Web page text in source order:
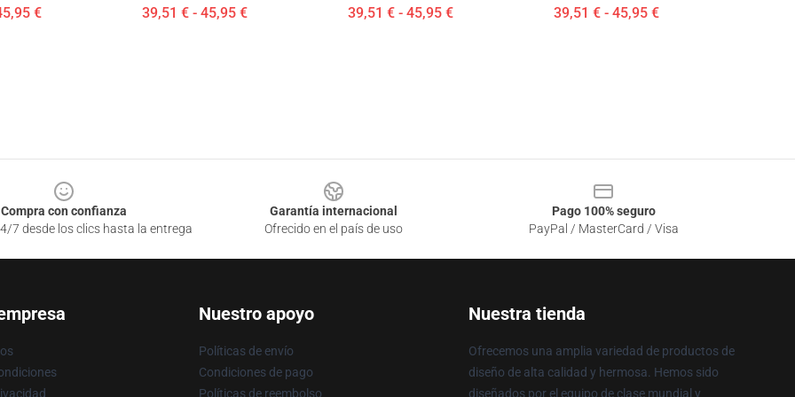
€ 39,51 € - 45,95 € 39,51 € - 45,95 € 39,51 € - 45,95 €
Compra con confianza
7 desde los clics hasta la entrega
Garantía internacional
Ofrecido en el país de uso
Pago 100% seguro
PayPal / MasterCard / Visa
Nuestro apoyo
Políticas de envío
Condiciones de pago
Políticas de reembolso
Nuestra tienda
Ofrecemos una amplia variedad de productos de
diseño de alta calidad y hermosa. Hemos sido
diseñados por el equipo de clase mundial y